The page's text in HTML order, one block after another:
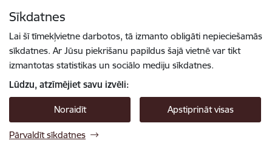
Sīkdatnes
Lai šī tīmekļvietne darbotos, tā izmanto obligāti nepieciešamās
sīkdatnes. Ar Jūsu piekrišanu papildus šajā vietnē var tikt
izmantotas statistikas un sociālo mediju sīkdatnes.
Lūdzu, atzīmējiet savu izvēli:
Noraidīt Apstiprināt visas
Pārvaldīt sīkdatnes